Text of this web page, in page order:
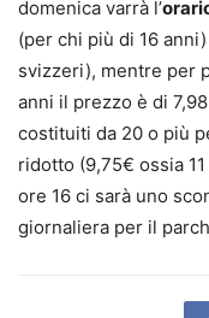
domenica varrà l’
(per chi più di 16
svizzeri), mentre per
anni il prezzo è di
costituiti da 20 o più
ridotto (9,75€ ossia
ore 16 ci sarà uno
giornaliera per il